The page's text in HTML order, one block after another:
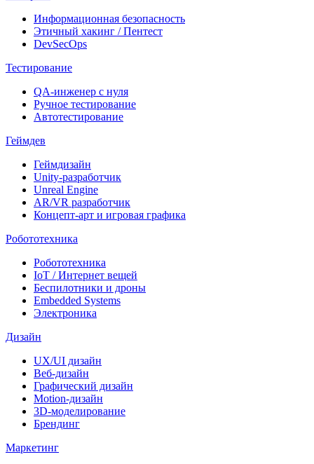
Информационная безопасность
Этичный хакинг / Пентест
DevSecOps
Тестирование
QA-инженер с нуля
Ручное тестирование
Автотестирование
Геймдев
Геймдизайн
Unity-разработчик
Unreal Engine
AR/VR разработчик
Концепт-арт и игровая графика
Робототехника
Робототехника
IoT / Интернет вещей
Беспилотники и дроны
Embedded Systems
Электроника
Дизайн
UX/UI дизайн
Веб-дизайн
Графический дизайн
Motion-дизайн
3D-моделирование
Брендинг
Маркетинг